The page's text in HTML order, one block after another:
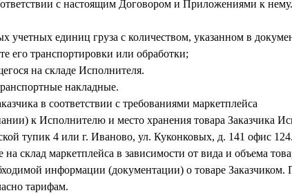
с настоящим Договором и Приложениями к нему.
единиц груза с количеством, указанном в
его транспортировки или обработки;
на складе Исполнителя.
накладные.
в соответствии с требованиями маркетплейса
к Исполнителю и место хранения товара Заказчика
тупик 4 или г. Иваново, ул. Куконковых, д. 141 офис
склад маркетплейса в зависимости от вида и объема
информации (документации) о товаре Заказчиком.
тарифам.